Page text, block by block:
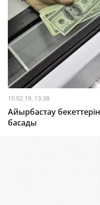
10.02.19, 13:38
Айырбастау
басады